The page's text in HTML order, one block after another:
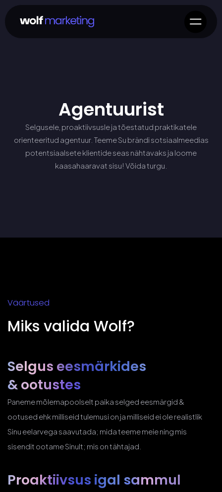
Agentuurist
Selgusele, proaktiivsusle ja tõestatud praktikatele
orienteeritud agentuur. Teeme Su brändi sotsiaalmeedias
potentsiaalsete klientide seas nähtavaks ja loome
kaasahaaravat sisu! Võida turgu.
Väärtused
Miks valida Wolf?
Selgus eesmärkides
& ootustes
Paneme mõlemapoolselt paika selged eesmärgid &
ootused ehk milliseid tulemusi on ja milliseid ei ole realistlik
Sinu eelarvega saavutada; mida teeme meie ning mis
sisendit ootame Sinult; mis on tähtajad.
Proaktiivsus igal sammul